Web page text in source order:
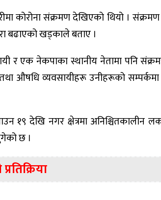
कोरोना संक्रमण देखिएको थियो । संक्रमण
बढाएको खड्काले बताए ।
र एक नेकपाका स्थानीय नेतामा पनि
औषधि व्यवसायीहरू उनीहरूको
१९ देखि नगर क्षेत्रमा अनिश्चितकालीन
छ ।